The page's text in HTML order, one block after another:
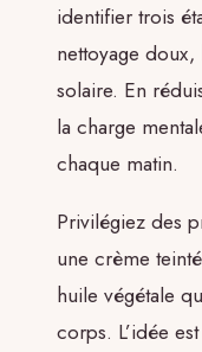
identifier trois
nettoyage
solaire. En
la charge
chaque matin.
Privilégiez des
une crème
huile végétale
corps. L’idée